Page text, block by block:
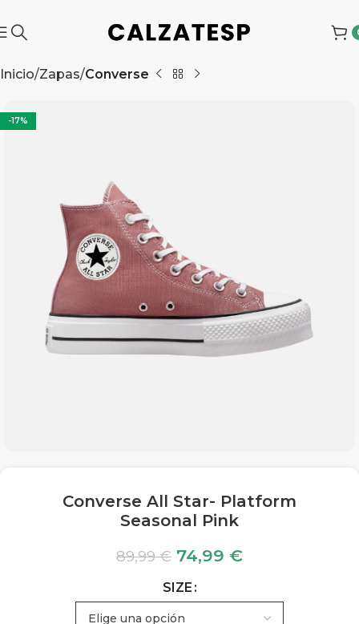
Inicio Zapas Converse
-17%
Converse All Star- Platform
Seasonal Pink
89,99€ 74,99 €
SIZE